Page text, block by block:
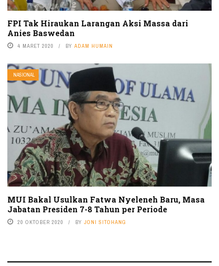
FPI Tak Hiraukan Larangan Aksi Massa dari
Anies Baswedan
4 MARET 2020 BY ADAM HUMAIN
NASIONAL
MUI Bakal Usulkan Fatwa Nyeleneh Baru, Masa
Jabatan Presiden 7-8 Tahun per Periode
20 OKTOBER 2020 BY JONI SITOHANG